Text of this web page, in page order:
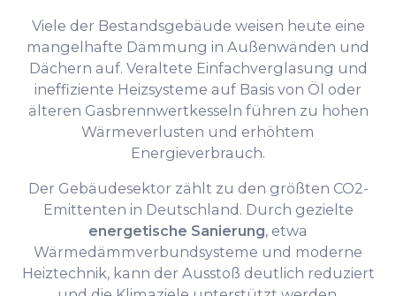
Viele der Bestandsgebäude weisen heute eine
mangelhafte Dämmung in Außenwänden und
Dächern auf. Veraltete Einfachverglasung und
ineffiziente Heizsysteme auf Basis von Öl oder
älteren Gasbrennwertkesseln führen zu hohen
Wärmeverlusten und erhöhtem
Energieverbrauch.
Der Gebäudesektor zählt zu den größten CO2-
Emittenten in Deutschland. Durch gezielte
energetische Sanierung, etwa
Wärmedämmverbundsysteme und moderne
Heiztechnik, kann der Ausstoß deutlich reduziert